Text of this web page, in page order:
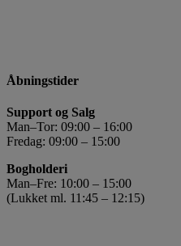
Åbningstider
Support og Salg
Man–Tor: 09:00 – 16:00
Fredag: 09:00 – 15:00
Bogholderi
Man–Fre: 10:00 – 15:00
(Lukket ml. 11:45 – 12:15)